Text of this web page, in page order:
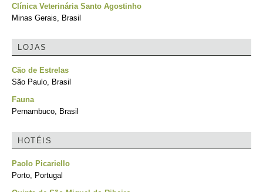
Clínica Veterinária Santo Agostinho
Minas Gerais, Brasil
LOJAS
Cão de Estrelas
São Paulo, Brasil
Fauna
Pernambuco, Brasil
HOTÉIS
Paolo Picariello
Porto, Portugal